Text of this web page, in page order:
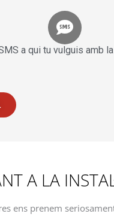
a qui tu vulguis amb
A LA
ens prenem